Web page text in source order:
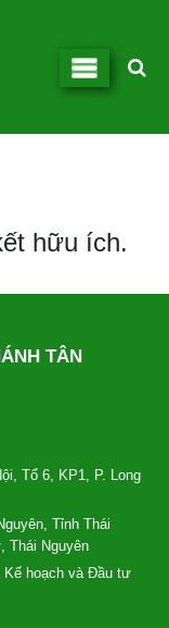
hữu ích.
TÂN
Tổ 6, KP1, P. Long
Tỉnh Thái
Thái Nguyên
Kế hoạch và Đầu tư